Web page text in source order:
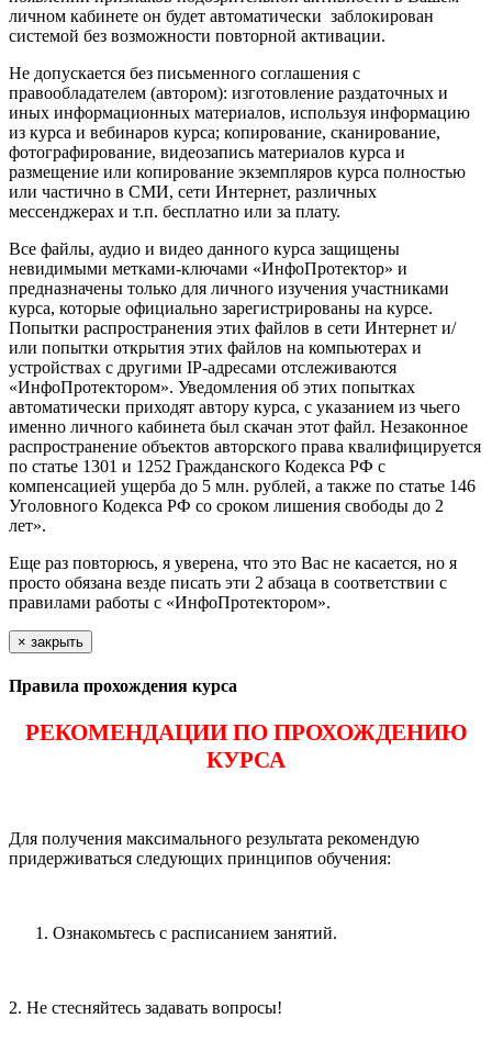
личном кабинете он будет автоматически заблокирован
системой без возможности повторной активации.
Не допускается без письменного соглашения с
правообладателем (автором): изготовление раздаточных и
иных информационных материалов, используя информацию
из курса и вебинаров курса; копирование, сканирование,
фотографирование, видеозапись материалов курса и
размещение или копирование экземпляров курса полностью
или частично в СМИ, сети Интернет, различных
мессенджерах и т.п. бесплатно или за плату.
Все файлы, аудио и видео данного курса защищены
невидимыми метками-ключами «ИнфоПротектор» и
предназначены только для личного изучения участниками
курса, которые официально зарегистрированы на курсе.
Попытки распространения этих файлов в сети Интернет и/
или попытки открытия этих файлов на компьютерах и
устройствах с другими IP-адресами отслеживаются
«ИнфоПротектором». Уведомления об этих попытках
автоматически приходят автору курса, с указанием из чьего
именно личного кабинета был скачан этот файл. Незаконное
распространение объектов авторского права квалифицируется
по статье 1301 и 1252 Гражданского Кодекса РФ с
компенсацией ущерба до 5 млн. рублей, а также по статье 146
Уголовного Кодекса РФ со сроком лишения свободы до 2
лет».
Еще раз повторюсь, я уверена, что это Вас не касается, но я
просто обязана везде писать эти 2 абзаца в соответствии с
правилами работы с «ИнфоПротектором».
× закрыть
Правила прохождения курса
РЕКОМЕНДАЦИИ ПО ПРОХОЖДЕНИЮ
КУРСА
Для получения максимального результата рекомендую
придерживаться следующих принципов обучения:
Ознакомьтесь с расписанием занятий.
2. Не стесняйтесь задавать вопросы!